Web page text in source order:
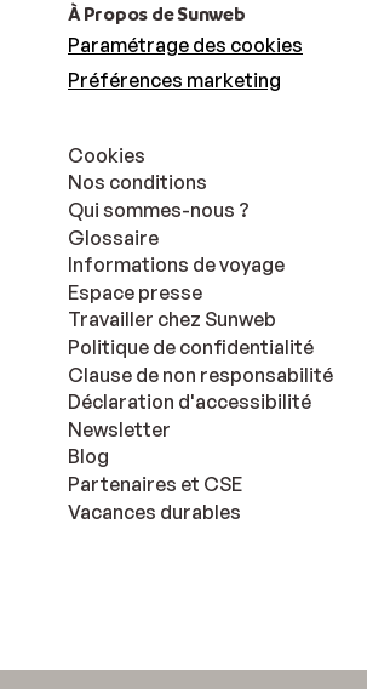
À Propos de Sunweb
Paramétrage des cookies
Préférences marketing
Cookies
Nos conditions
Qui sommes-nous ?
Glossaire
Informations de voyage
Espace presse
Travailler chez Sunweb
Politique de confidentialité
Clause de non responsabilité
Déclaration d'accessibilité
Newsletter
Blog
Partenaires et CSE
Vacances durables